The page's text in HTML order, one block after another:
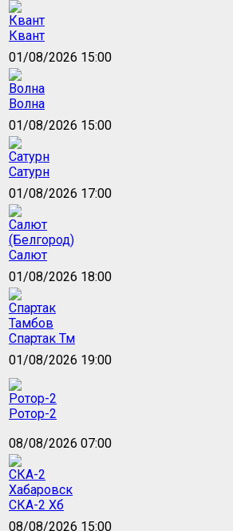
Квант
01/08/2026 15:00
Волна
01/08/2026 15:00
Сатурн
01/08/2026 17:00
Салют
01/08/2026 18:00
Спартак Тм
01/08/2026 19:00
Ротор-2
08/08/2026 07:00
СКА-2 Хб
08/08/2026 15:00